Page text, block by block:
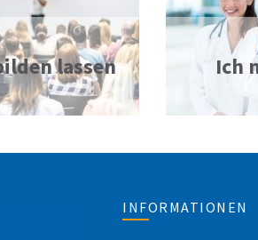
lassen Ich
INFORMATIONEN